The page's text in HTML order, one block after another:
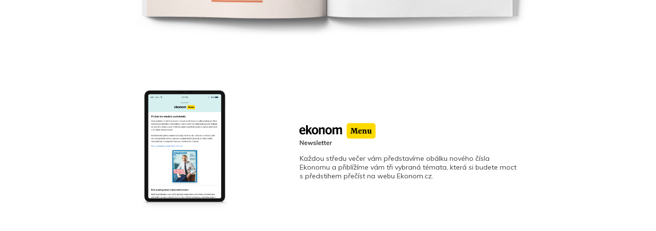
Každou středu večer vám představíme obálku nového čísla
Ekonomu a přiblížíme vám tři vybraná témata, která si budete moct
s předstihem přečíst na webu Ekonom.cz.